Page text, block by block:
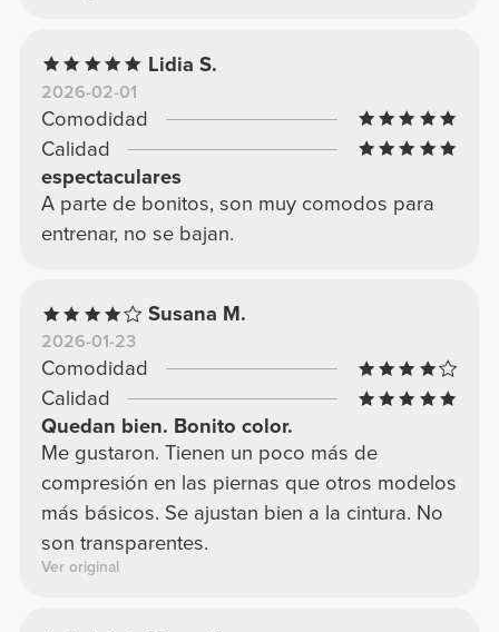
Lidia S.
2026-02-01
Comodidad
Calidad
espectaculares
A parte de bonitos, son muy comodos para
entrenar, no se bajan.
Susana M.
2026-01-23
Comodidad
Calidad
Quedan bien. Bonito color.
Me gustaron. Tienen un poco más de
compresión en las piernas que otros modelos
más básicos. Se ajustan bien a la cintura. No
son transparentes.
Ver original